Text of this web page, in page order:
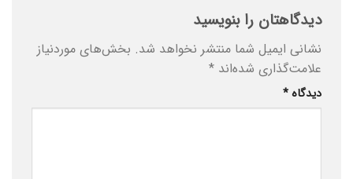
دیدگاهتان را بنویسید
نشانی ایمیل شما منتشر نخواهد شد. بخش‌های موردنیاز
علامت‌گذاری شده‌اند *
دیدگاه*